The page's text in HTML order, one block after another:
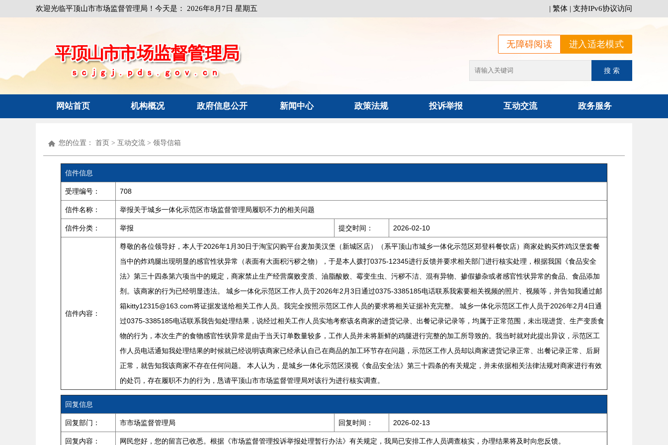
欢迎光临平顶山市市场监督管理局！今天是： 2026年8月7日 星期五 | 繁体 | 支持IPv6协议访问
进入适老模式
无障碍阅读
网站首页 机构概况 政府信息公开 新闻中心 政策法规 投诉举报 互动交流 政务服务
您的位置： 首页 > 互动交流 > 领导信箱
信件信息
受理编号： 708
信件名称： 举报关于城乡一体化示范区市场监督管理局履职不力的相关问题
信件分类： 举报 提交时间： 2026-02-10
信件内容：
尊敬的各位领导好，本人于2026年1月30日于淘宝闪购平台麦加美汉堡（新城区店）（系平顶山市城乡一体化示范区郑登科餐饮店）商家处购买炸鸡汉堡套餐
当中的炸鸡腿出现明显的感官性状异常（表面有大面积污秽之物），于是本人拨打0375-12345进行反馈并要求相关部门进行核实处理，根据我国《食品安全
法》第三十四条第六项当中的规定，商家禁止生产经营腐败变质、油脂酸败、霉变生虫、污秽不洁、混有异物、掺假掺杂或者感官性状异常的食品、食品添加
剂。该商家的行为已经明显违法。 城乡一体化示范区工作人员于2026年2月3日通过0375-3385185电话联系我索要相关视频的照片、视频等，并告知我通过邮
箱kitty12315@163.com将证据发送给相关工作人员。我完全按照示范区工作人员的要求将相关证据补充完整。 城乡一体化示范区工作人员于2026年2月4日通
过0375-3385185电话联系我告知处理结果，说经过相关工作人员实地考察该名商家的进货记录、出餐记录记录等，均属于正常范围，未出现进货、生产变质食
物的行为，本次生产的食物感官性状异常是由于当天订单数量较多，工作人员并未将新鲜的鸡腿进行完整的加工所导致的。我当时就对此提出异议，示范区工
作人员电话通知我处理结果的时候就已经说明该商家已经承认自己在商品的加工环节存在问题，示范区工作人员却以商家进货记录正常、出餐记录正常、后厨
正常，就告知我该商家不存在任何问题。 本人认为，是城乡一体化示范区漠视《食品安全法》第三十四条的有关规定，并未依据相关法律法规对商家进行有效
的处罚，存在履职不力的行为，恳请平顶山市市场监督管理局对该行为进行核实调查。
回复信息
回复部门： 市市场监督管理局 回复时间： 2026-02-13
回复内容： 网民您好，您的留言已收悉。根据《市场监督管理投诉举报处理暂行办法》有关规定，我局已安排工作人员调查核实，办理结果将及时向您反馈。